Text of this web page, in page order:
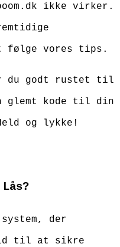
ikke virker.
følge vores tips.
du godt rustet til
glemt kode til din
og lykke!
der
til at sikre